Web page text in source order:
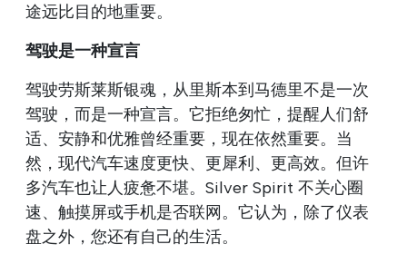
途远比目的地重要。
驾驶是一种宣言
驾驶劳斯莱斯银魂，从里斯本到马德里不是一次
驾驶，而是一种宣言。它拒绝匆忙，提醒人们舒
适、安静和优雅曾经重要，现在依然重要。当
然，现代汽车速度更快、更犀利、更高效。但许
多汽车也让人疲惫不堪。Silver Spirit 不关心圈
速、触摸屏或手机是否联网。它认为，除了仪表
盘之外，您还有自己的生活。